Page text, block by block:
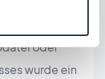
oder
wurde ein